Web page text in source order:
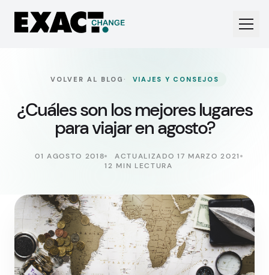
VOLVER AL BLOG · VIAJES Y CONSEJOS
¿Cuáles son los mejores lugares
para viajar en agosto?
01 AGOSTO 2018
ACTUALIZADO 17 MARZO 2021
12 MIN LECTURA